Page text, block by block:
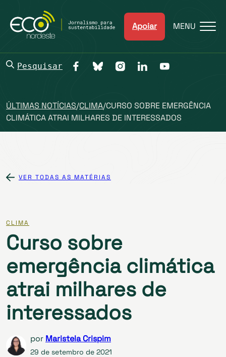
Apoiar MENU
Pesquisar
ÚLTIMAS NOTÍCIAS/CLIMA/CURSO SOBRE EMERGÊNCIA
CLIMÁTICA ATRAI MILHARES DE INTERESSADOS
VER TODAS AS MATÉRIAS
CLIMA
Curso sobre
emergência climática
atrai milhares de
interessados
por Maristela Crispim
29 de setembro de 2021